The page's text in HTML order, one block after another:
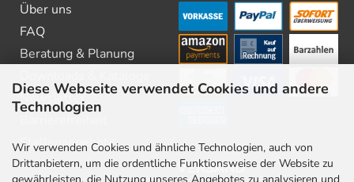
Diese Webseite verwendet Cookies und andere
Technologien
Wir verwenden Cookies und ähnliche Technologien, auch von
Drittanbietern, um die ordentliche Funktionsweise der Website zu
gewährleisten, die Nutzung unseres Angebotes zu analysieren und
Über uns
FAQ
Beratung & Planung
Newsletter
Barrierefreiheit
Stellenangebote
Kontakt
VERSAND